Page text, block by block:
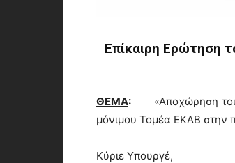
Επίκαιρη Ερώτηση
ΘΕΜΑ:
«Αποχώρηση
μόνιμου Τομέα ΕΚΑΒ στην
Κύριε Υπουργέ,